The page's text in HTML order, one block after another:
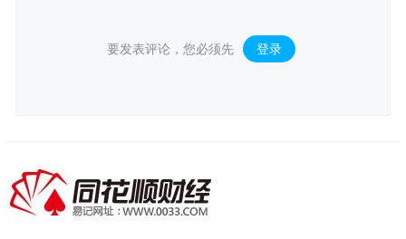
要发表评论，您必须先 登录 。